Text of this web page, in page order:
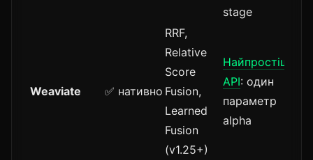
stage
Weaviate ✅ нативно
RRF,
Relative
Score
Fusion,
Learned
Fusion
(v1.25+)
Найпростіший
API: один
параметр
alpha